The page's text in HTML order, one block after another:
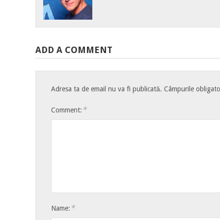
ADD A COMMENT
Adresa ta de email nu va fi publicată. Câmpurile
Comment: *
Name: *